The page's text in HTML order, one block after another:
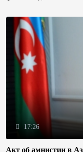
17:26
Акт об амнистии в